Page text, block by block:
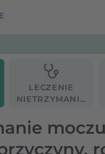
LECZENIE
NIETRZYMANIA